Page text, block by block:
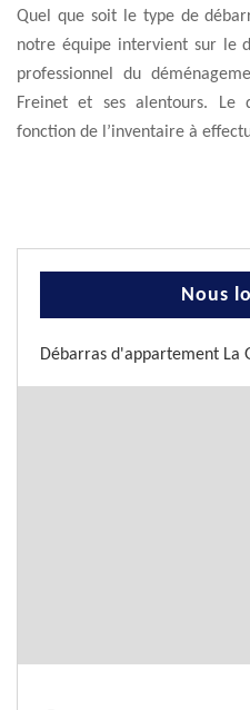
Quel que soit le type de
notre équipe intervient sur le
professionnel du
Freinet et ses alentours.
fonction de l’inventaire à
Nous
Débarras d'appartement La